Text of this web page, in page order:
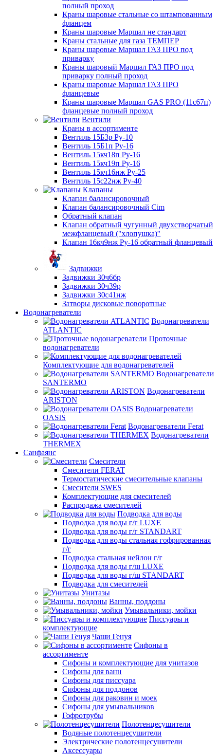
полный проход
Краны шаровые стальные со штампованным
фланцем
Краны шаровые Маршал не стандарт
Краны стальные для газа ТЕМПЕР
Краны шаровые Маршал ГАЗ ПРО под
приварку
Краны шаровый Маршал ГАЗ ПРО под
приварку полный проход
Краны шаровые Маршал ГАЗ ПРО
фланцевые
Краны шаровые Маршал GAS PRO (11с67п)
фланцевые полный проход
Вентили
Краны в ассортименте
Вентиль 15Б3р Ру-10
Вентиль 15Б1п Ру-16
Вентиль 15кч18п Ру-16
Вентиль 15кч19п Ру-16
Вентиль 15кч16нж Ру-25
Вентиль 15с22нж Ру-40
Клапаны
Клапан балансировочный
Клапан балансировочный Cim
Обратный клапан
Клапан обратный чугунный двухстворчатый
межфланцевый ("хлопушка)"
Клапан 16кч9нж Ру-16 обратный фланцевый
Задвижки
Задвижки 30ч6бр
Задвижки 30ч39р
Задвижки 30с41нж
Затворы дисковые поворотные
Водонагреватели
Водонагреватели
ATLANTIC
Проточные
водонагреватели
Комплектующие для водонагревателей
Водонагреватели
SANTERMO
Водонагреватели
ARISTON
Водонагреватели
OASIS
Водонагреватели Ferat
Водонагреватели
THERMEX
Санфаянс
Смесители
Смесители FERAT
Термостатические смесительные клапаны
Смесители SWES
Комплектующие для смесителей
Распродажа смесителей
Подводка для воды
Подводка для воды г/г LUXE
Подводка для воды г/г STANDART
Подводка для воды стальная гофрированная
г/г
Подводка стальная нейлон г/г
Подводка для воды г/ш LUXE
Подводка для воды г/ш STANDART
Подводка для смесителей
Унитазы
Ванны, поддоны
Умывальники, мойки
Писсуары и
комплектующие
Чаши Генуя
Сифоны в
ассортименте
Сифоны и комплектующие для унитазов
Сифоны для ванн
Сифоны для писсуара
Сифоны для поддонов
Сифоны для раковин и моек
Сифоны для умывальников
Гофротрубы
Полотенцесушители
Водяные полотенцесушители
Электрические полотенцесушители
Аксессуары